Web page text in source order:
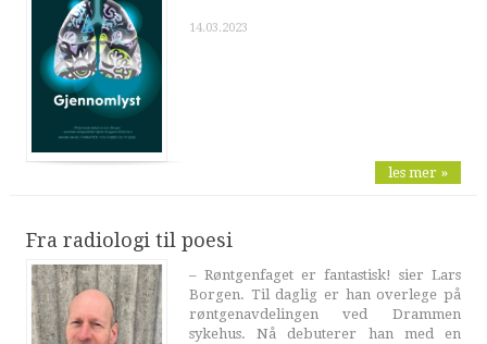
14.03.2023
les mer »
Fra radiologi til poesi
– Røntgenfaget er fantastisk! sier Lars
Borgen. Til daglig er han overlege på
røntgenavdelingen ved Drammen
sykehus. Nå debuterer han med en